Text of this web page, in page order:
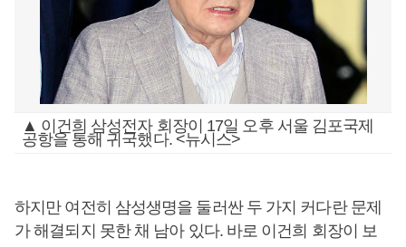
▲ 이건희 삼성전자 회장이 17일 오후 서울 김포국제
공항을 통해 귀국했다. <뉴시스>
하지만 여전히 삼성생명을 둘러싼 두 가지 커다란 문제
가 해결되지 못한 채 남아 있다. 바로 이건희 회장이 보